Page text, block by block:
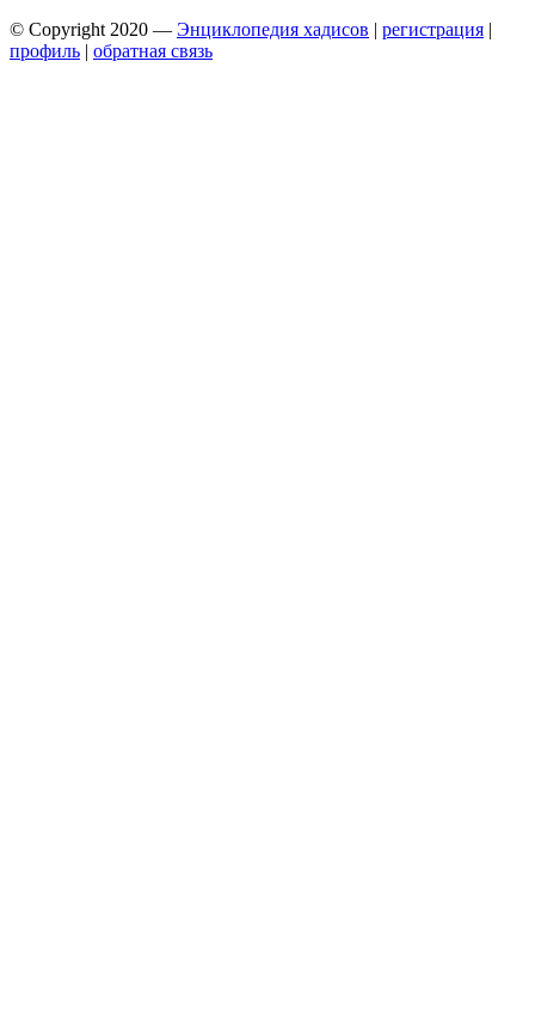
© Copyright 2020 — Энциклопедия хадисов | регистрация |
профиль | обратная связь